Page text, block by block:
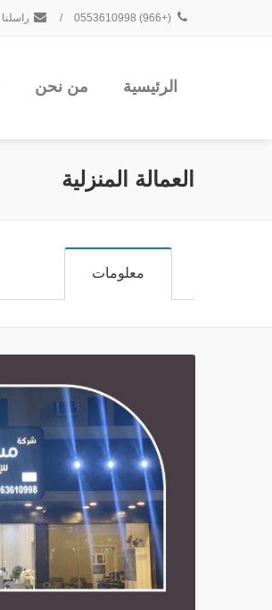
(+966) 0553610998
/ راسلنا
الرئيسية من نحن
العمالة المنزلية
معلومات